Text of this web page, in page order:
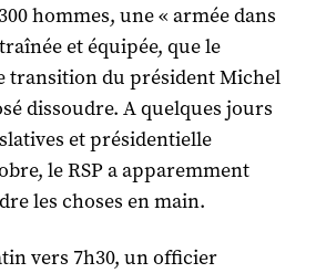
hommes, une « armée dans
et équipée, que le
transition du président Michel
dissoudre. A quelques jours
et présidentielle
le RSP a apparemment
les choses en main.
vers 7h30, un officier